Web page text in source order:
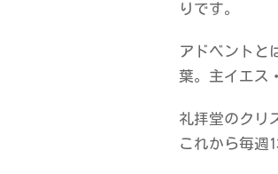
りです。
アドベントと
葉。主イエス
礼拝堂のクリ
これから毎週